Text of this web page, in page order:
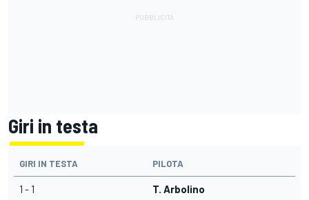
Giri in testa
GIRI IN TESTA PILOTA
1 - 1 T. Arbolino